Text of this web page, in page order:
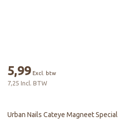
5,99 Excl. btw
7,25 Incl. BTW
Urban Nails Cateye Magneet Special